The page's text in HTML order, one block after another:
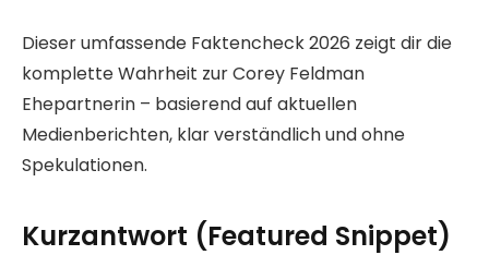
Dieser umfassende Faktencheck 2026 zeigt dir die
komplette Wahrheit zur Corey Feldman
Ehepartnerin – basierend auf aktuellen
Medienberichten, klar verständlich und ohne
Spekulationen.
Kurzantwort (Featured Snippet)